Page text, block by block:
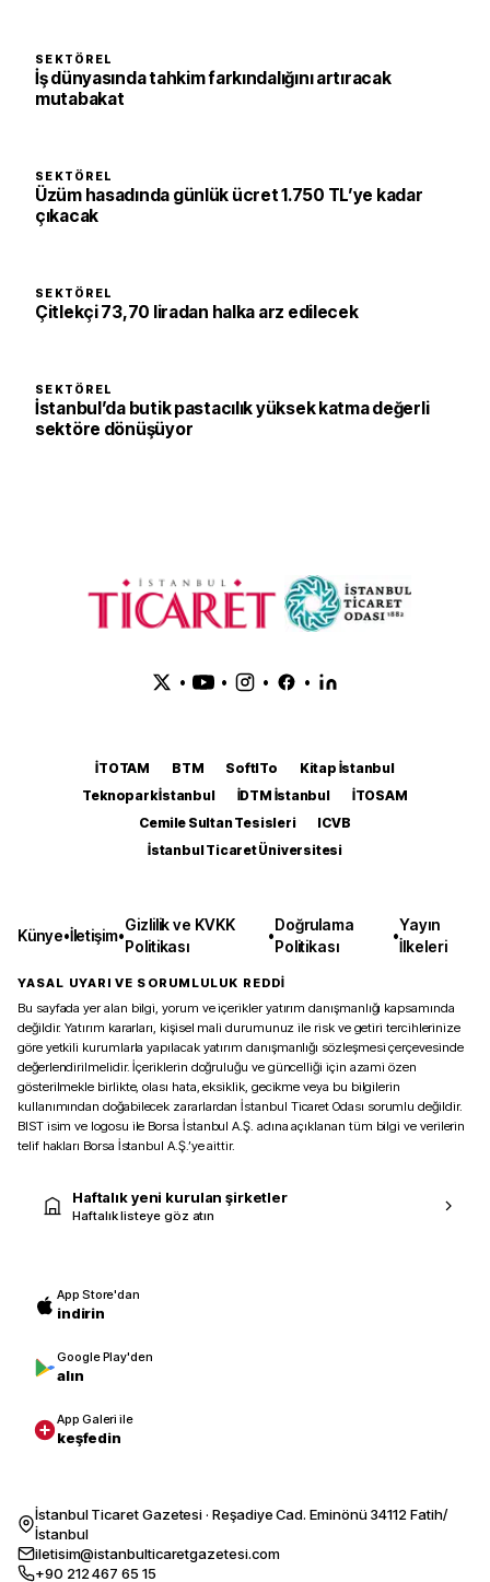
SEKTÖREL
İş dünyasında tahkim farkındalığını artıracak
mutabakat
SEKTÖREL
Üzüm hasadında günlük ücret 1.750 TL’ye kadar
çıkacak
SEKTÖREL
Çitlekçi 73,70 liradan halka arz edilecek
SEKTÖREL
İstanbul’da butik pastacılık yüksek katma değerli
sektöre dönüşüyor
• • • •
İTOTAM BTM SoftITo
Kitap İstanbul
Teknopark İstanbul
İDTM İstanbul
İTOSAM
Cemile Sultan Tesisleri
ICVB
İstanbul Ticaret Üniversitesi
Künye•İletişim•
Gizlilik ve KVKK
Politikası
•
Doğrulama
Politikası
•
Yayın
İlkeleri
YASAL UYARI VE SORUMLULUK REDDİ
Bu sayfada yer alan bilgi, yorum ve içerikler yatırım danışmanlığı kapsamında
değildir. Yatırım kararları, kişisel mali durumunuz ile risk ve getiri tercihlerinize
göre yetkili kurumlarla yapılacak yatırım danışmanlığı sözleşmesi çerçevesinde
değerlendirilmelidir. İçeriklerin doğruluğu ve güncelliği için azami özen
gösterilmekle birlikte, olası hata, eksiklik, gecikme veya bu bilgilerin
kullanımından doğabilecek zararlardan İstanbul Ticaret Odası sorumlu değildir.
BIST isim ve logosu ile Borsa İstanbul A.Ş. adına açıklanan tüm bilgi ve verilerin
telif hakları Borsa İstanbul A.Ş.’ye aittir.
Haftalık yeni kurulan şirketler
Haftalık listeye göz atın
App Store'dan
indirin
Google Play'den
alın
App Galeri ile
keşfedin
İstanbul Ticaret Gazetesi · Reşadiye Cad. Eminönü 34112 Fatih/
İstanbul
iletisim@istanbulticaretgazetesi.com
+90 212 467 65 15